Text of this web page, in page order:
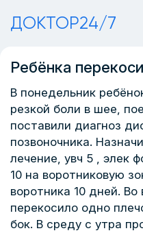
ДОКТОР24/7
Ребёнка
В понедельник
резкой боли в шее,
поставили диагноз
позвоночника.
лечение, увч 5 , элек
10 на воротниковую
воротника 10 дней.
перекосило одно
бок. В среду с утра